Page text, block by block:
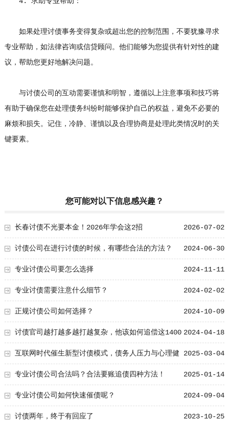
如果处理讨债事务变得复杂或超出您的控制范围，不要犹豫寻求
专业帮助，如法律咨询或信贷顾问。他们能够为您提供有针对性的建
议，帮助您更好地解决问题。
与讨债公司的互动需要谨慎和明智，遵循以上注意事项和技巧将
有助于确保您在处理债务纠纷时能够保护自己的权益，避免不必要的
麻烦和损失。记住，冷静、谨慎以及合理协商是处理此类情况时的关
键要素。
您可能对以下信息感兴趣？
2026-07-02
长春讨债不光要本金！2026年学会这2招
2024-06-30
讨债公司在进行讨债的时候，有哪些合法的方法？
2024-11-11
专业讨债公司要怎么选择
2024-02-02
专业讨债需要注意什么细节？
2024-10-09
正规讨债公司如何选择？
2024-04-18
讨债官司越打越多越打越复杂，他该如何追偿这1400
万元？ 2025-03-04
互联网时代催生新型讨债模式，债务人压力与心理健
康问题引关注 2025-01-14
专业讨债公司合法吗？合法要账追债四种方法！
2024-09-04
专业讨债公司如何快速催债呢？
2023-10-25
讨债两年，终于有回应了